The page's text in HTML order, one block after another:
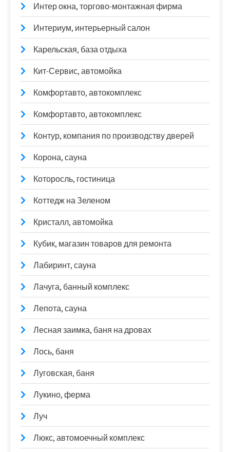
Интер окна, торгово-монтажная фирма
Интериум, интерьерный салон
Карельская, база отдыха
Кит-Сервис, автомойка
Комфортавто, автокомплекс
Комфортавто, автокомплекс
Контур, компания по производству дверей
Корона, сауна
Которосль, гостиница
Коттедж на Зеленом
Кристалл, автомойка
Кубик, магазин товаров для ремонта
Лабиринт, сауна
Лачуга, банный комплекс
Лепота, сауна
Лесная заимка, баня на дровах
Лось, баня
Луговская, баня
Лукино, ферма
Луч
Люкс, автомоечный комплекс